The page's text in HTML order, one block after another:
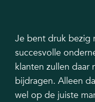
Je bent druk bezig
succesvolle
klanten zullen daar
bijdragen. Alleen
wel op de juiste